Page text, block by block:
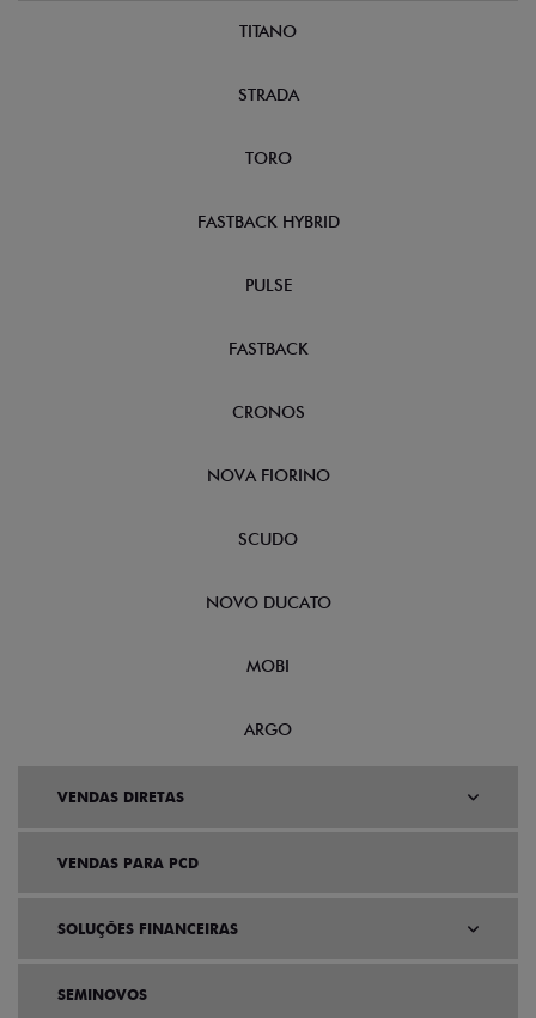
TITANO
STRADA
TORO
FASTBACK HYBRID
PULSE
FASTBACK
CRONOS
NOVA FIORINO
SCUDO
NOVO DUCATO
MOBI
ARGO
VENDAS DIRETAS
VENDAS PARA PCD
SOLUÇÕES FINANCEIRAS
SEMINOVOS